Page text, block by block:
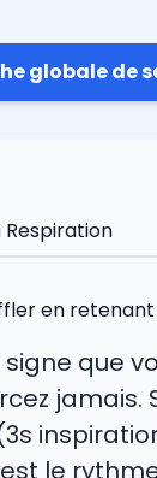
globale de
Respiration
en
signe que
le